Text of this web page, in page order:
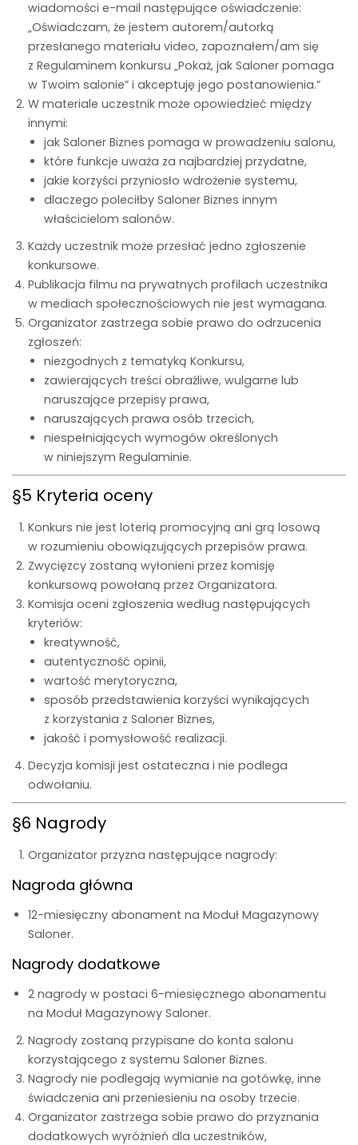
wiadomości e-mail następujące oświadczenie:
„Oświadczam, że jestem autorem/autorką
przesłanego materiału video, zapoznałem/am się
z Regulaminem konkursu „Pokaż, jak Saloner pomaga
w Twoim salonie” i akceptuję jego postanowienia.”
W materiale uczestnik może opowiedzieć między
innymi:
jak Saloner Biznes pomaga w prowadzeniu salonu,
które funkcje uważa za najbardziej przydatne,
jakie korzyści przyniosło wdrożenie systemu,
dlaczego poleciłby Saloner Biznes innym
właścicielom salonów.
Każdy uczestnik może przesłać jedno zgłoszenie
konkursowe.
Publikacja filmu na prywatnych profilach uczestnika
w mediach społecznościowych nie jest wymagana.
Organizator zastrzega sobie prawo do odrzucenia
zgłoszeń:
niezgodnych z tematyką Konkursu,
zawierających treści obraźliwe, wulgarne lub
naruszające przepisy prawa,
naruszających prawa osób trzecich,
niespełniających wymogów określonych
w niniejszym Regulaminie.
§5 Kryteria oceny
Konkurs nie jest loterią promocyjną ani grą losową
w rozumieniu obowiązujących przepisów prawa.
Zwycięzcy zostaną wyłonieni przez komisję
konkursową powołaną przez Organizatora.
Komisja oceni zgłoszenia według następujących
kryteriów:
kreatywność,
autentyczność opinii,
wartość merytoryczna,
sposób przedstawienia korzyści wynikających
z korzystania z Saloner Biznes,
jakość i pomysłowość realizacji.
Decyzja komisji jest ostateczna i nie podlega
odwołaniu.
§6 Nagrody
Organizator przyzna następujące nagrody:
Nagroda główna
12-miesięczny abonament na Moduł Magazynowy
Saloner.
Nagrody dodatkowe
2 nagrody w postaci 6-miesięcznego abonamentu
na Moduł Magazynowy Saloner.
Nagrody zostaną przypisane do konta salonu
korzystającego z systemu Saloner Biznes.
Nagrody nie podlegają wymianie na gotówkę, inne
świadczenia ani przeniesieniu na osoby trzecie.
Organizator zastrzega sobie prawo do przyznania
dodatkowych wyróżnień dla uczestników,